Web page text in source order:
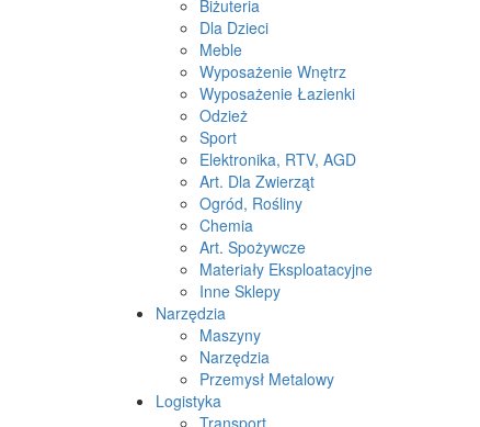
Biżuteria
Dla Dzieci
Meble
Wyposażenie Wnętrz
Wyposażenie Łazienki
Odzież
Sport
Elektronika, RTV, AGD
Art. Dla Zwierząt
Ogród, Rośliny
Chemia
Art. Spożywcze
Materiały Eksploatacyjne
Inne Sklepy
Narzędzia
Maszyny
Narzędzia
Przemysł Metalowy
Logistyka
Transport